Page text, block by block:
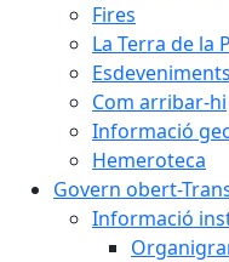
Fires
La Terra de la
Esdeveniments
Com arribar-hi
Informació
Hemeroteca
Govern obert-
Informació